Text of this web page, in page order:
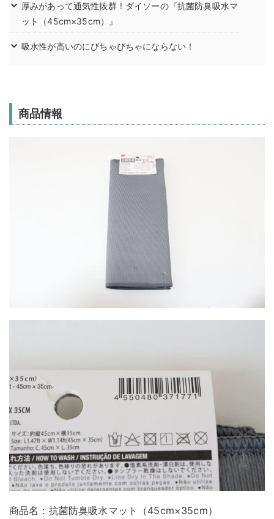
厚みがあって通気性抜群！ダイソーの『抗菌防臭吸水マ
ット（45cm×35cm）』
吸水性が高いのにびちゃびちゃにならない！
商品情報
商品名：抗菌防臭吸水マット（45cm×35cm）